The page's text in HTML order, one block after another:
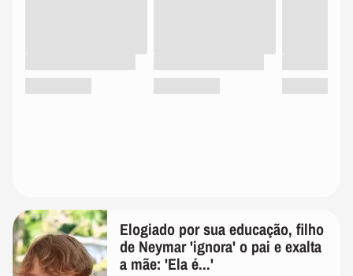
Elogiado por sua educação, filho
de Neymar 'ignora' o pai e exalta
a mãe: 'Ela é...'